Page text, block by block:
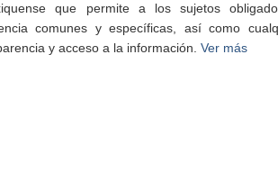
que permite a los sujetos
comunes y específicas, así como
y acceso a la información. Ver más